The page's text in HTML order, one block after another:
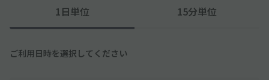
1日単位 15分単位
ご利用日時を選択してください